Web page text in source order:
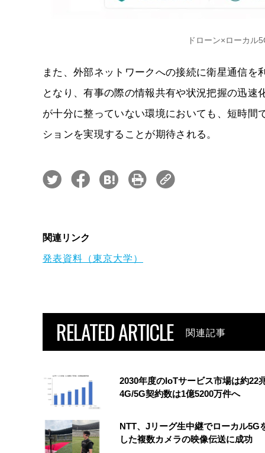
ドローン×ローカル
また、外部ネットワークへの接続に衛星通信
となり、有事の際の情報共有や状況把握の迅
が十分に整っていない環境においても、短時
ションを実現することが期待される。
関連リンク
発表資料（東京大学）
RELATED ARTICLE 関連記事
2030年度のIoTサービス市場は約
4G/5G契約数は1億5200万件へ
NTT、Jリーグ生中継でローカル5G
した複数カメラの映像伝送に成功